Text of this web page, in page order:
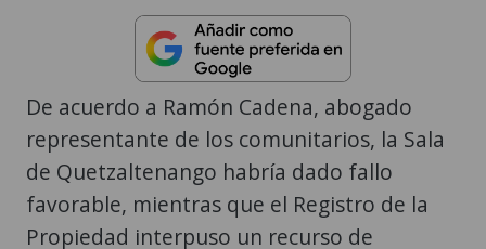
De acuerdo a Ramón Cadena, abogado
representante de los comunitarios, la Sala
de Quetzaltenango habría dado fallo
favorable, mientras que el Registro de la
Propiedad interpuso un recurso de